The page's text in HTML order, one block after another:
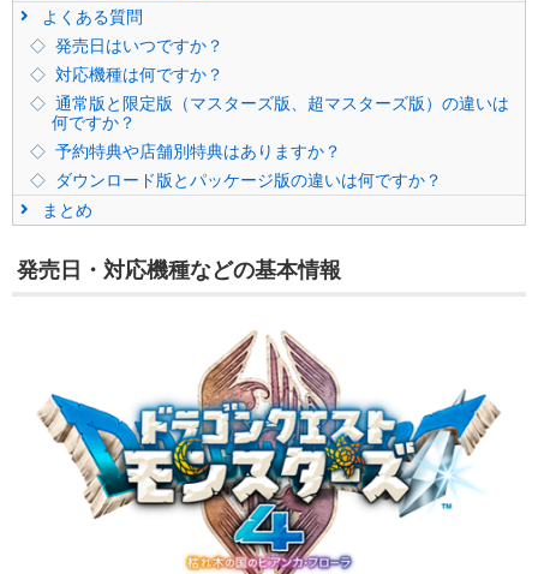
よくある質問
発売日はいつですか？
対応機種は何ですか？
通常版と限定版（マスターズ版、超マスターズ版）の違いは
何ですか？
予約特典や店舗別特典はありますか？
ダウンロード版とパッケージ版の違いは何ですか？
まとめ
発売日・対応機種などの基本情報